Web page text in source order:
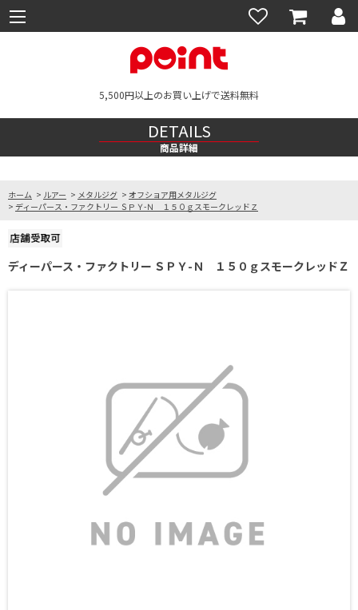
5,500円以上のお買い上げで送料無料
DETAILS
商品詳細
ホーム > ルアー > メタルジグ > オフショア用メタルジグ
> ディーパース・ファクトリー ＳＰＹ-Ｎ １５０ｇスモークレッドＺ
ディーパース・ファクトリー ＳＰＹ-Ｎ １５０ｇスモークレッドＺ